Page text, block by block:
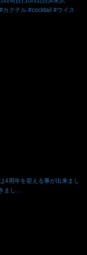
クテル #cocktail #ウイス
4周年を迎える事が出来まし
まし…